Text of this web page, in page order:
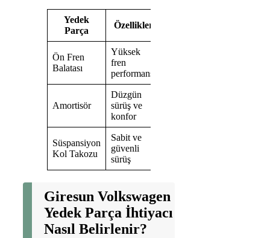
Yedek
Parça
Özellikler
Ön Fren
Balatası
Yüksek
fren
performansı
Amortisör
Düzgün
sürüş ve
konfor
Süspansiyon
Kol Takozu
Sabit ve
güvenli
sürüş
Giresun Volkswagen
Yedek Parça İhtiyacı
Nasıl Belirlenir?